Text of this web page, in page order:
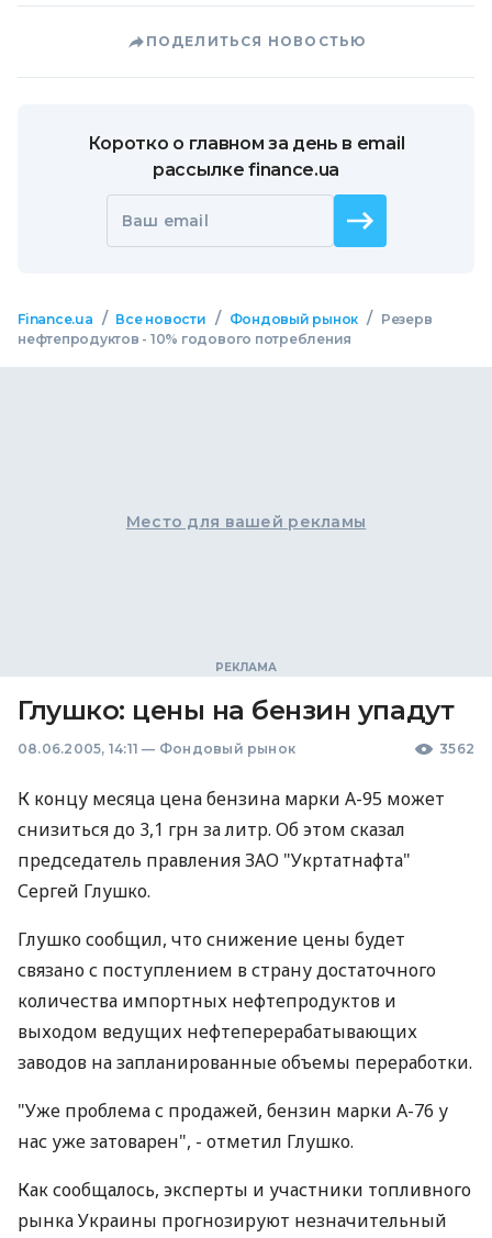
ПОДЕЛИТЬСЯ НОВОСТЬЮ
Коротко о главном за день в email
рассылке finance.ua
Ваш email
Finance.ua / Все новости / Фондовый рынок /
Резерв
нефтепродуктов - 10% годового потребления
Место для вашей рекламы
Глушко: цены на бензин упадут
08.06.2005, 14:11 — Фондовый рынок 3562
К концу месяца цена бензина марки А-95 может
снизиться до 3,1 грн за литр. Об этом сказал
председатель правления ЗАО "Укртатнафта"
Сергей Глушко.
Глушко сообщил, что снижение цены будет
связано с поступлением в страну достаточного
количества импортных нефтепродуктов и
выходом ведущих нефтеперерабатывающих
заводов на запланированные объемы переработки.
"Уже проблема с продажей, бензин марки А-76 у
нас уже затоварен", - отметил Глушко.
Как сообщалось, эксперты и участники топливного
рынка Украины прогнозируют незначительный